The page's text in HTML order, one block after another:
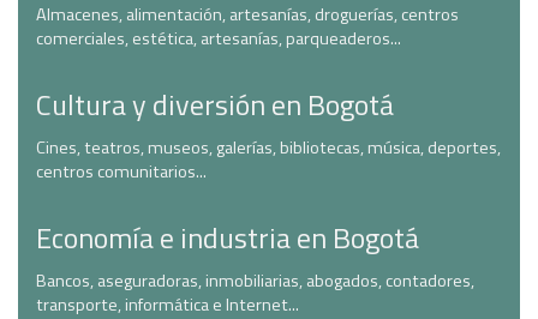
Almacenes, alimentación, artesanías, droguerías, centros
comerciales, estética, artesanías, parqueaderos...
Cultura y diversión en Bogotá
Cines, teatros, museos, galerías, bibliotecas, música, deportes,
centros comunitarios...
Economía e industria en Bogotá
Bancos, aseguradoras, inmobiliarias, abogados, contadores,
transporte, informática e Internet...